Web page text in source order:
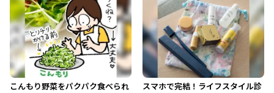
こんもり野菜をパクパク食べられ
スマホで完結！ライフスタイル診